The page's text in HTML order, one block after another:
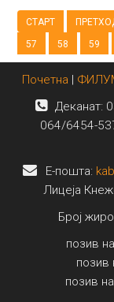
СТАРТ
57
58 59
Почетна |
Деканат:
064/6454-
E-пошта:
Лицеја
Број
позив
позив
позив